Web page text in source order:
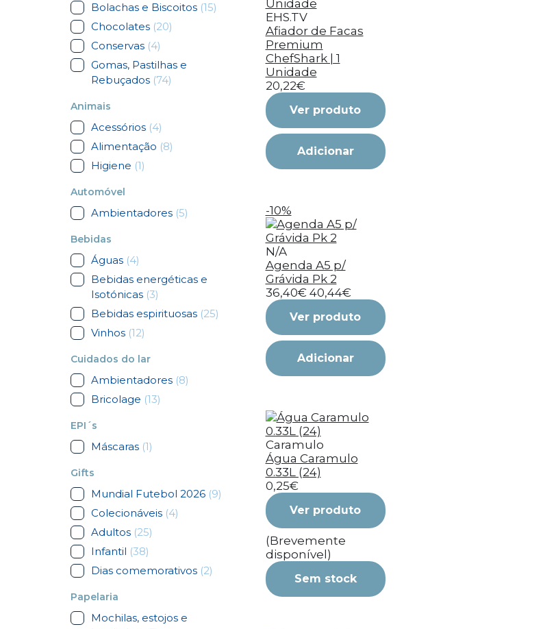
Bolachas e Biscoitos (15)
Chocolates (20)
Conservas (4)
Gomas, Pastilhas e
Rebuçados (74)
Animais
Acessórios (4)
Alimentação (8)
Higiene (1)
Automóvel
Ambientadores (5)
Bebidas
Águas (4)
Bebidas energéticas e
Isotónicas (3)
Bebidas espirituosas (25)
Vinhos (12)
Cuidados do lar
Ambientadores (8)
Bricolage (13)
EPI´s
Máscaras (1)
Gifts
Mundial Futebol 2026 (9)
Colecionáveis (4)
Adultos (25)
Infantil (38)
Dias comemorativos (2)
Papelaria
Mochilas, estojos e
EHS.TV
Afiador de Facas
Premium
ChefShark | 1
Unidade
20,22€
Ver produto
Adicionar
-10%
N/A
Agenda A5 p/
Grávida Pk 2
36,40€ 40,44€
Ver produto
Adicionar
Caramulo
Água Caramulo
0.33L (24)
0,25€
Ver produto
(Brevemente
disponível)
Sem stock